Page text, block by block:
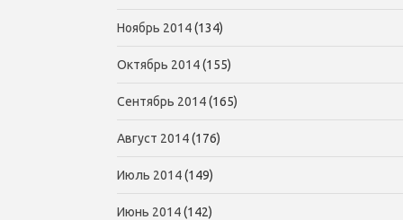
Ноябрь 2014(134)
Октябрь 2014(155)
Сентябрь 2014(165)
Август 2014(176)
Июль 2014(149)
Июнь 2014(142)